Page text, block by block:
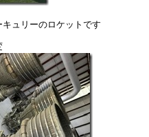
ュリーのロケットです